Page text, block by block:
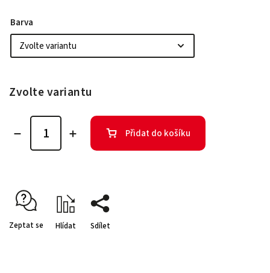
Barva
Zvolte variantu
Přidat do košíku
Zeptat se Hlídat Sdílet